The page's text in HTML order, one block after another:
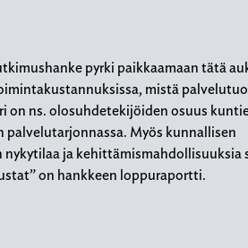
pyrki paikkaamaan tätä
mistä
on ns. olosuhdetekijöiden osuus
Myös kunnallisen
nykytilaa ja
on hankkeen loppuraportti.